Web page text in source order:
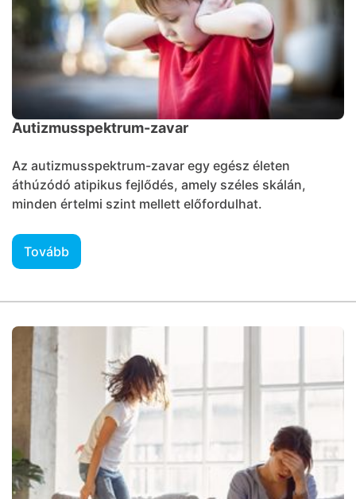
Autizmusspektrum-zavar
Az autizmusspektrum-zavar egy egész életen
áthúzódó atipikus fejlődés, amely széles skálán,
minden értelmi szint mellett előfordulhat.
Tovább